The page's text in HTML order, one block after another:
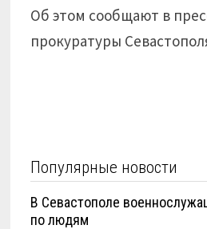
Об этом сообщают в
прокуратуры
Популярные новости
В Севастополе
по людям